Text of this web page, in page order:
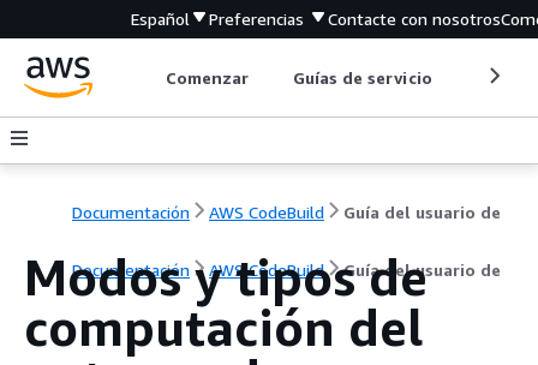
Español Preferencias Contacte con nosotros
Comenzar Guías de servicio
Documentación AWS CodeBuild Guía del usuario de
Documentación AWS CodeBuild Guía del usuario de
Modos y tipos de
computación del